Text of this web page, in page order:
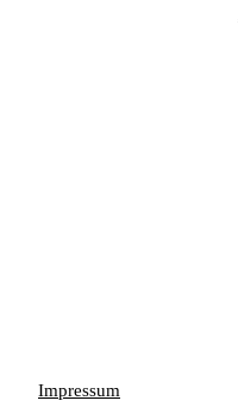
Impressum